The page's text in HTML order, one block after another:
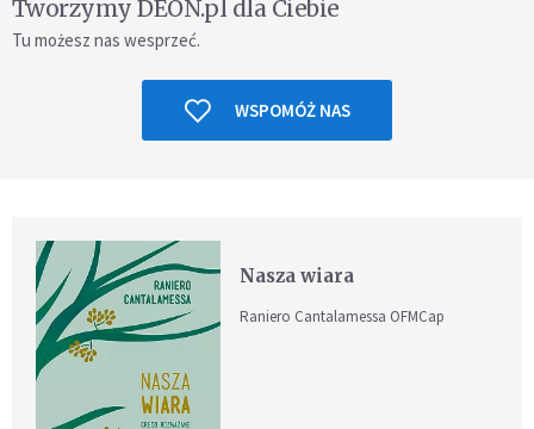
Tworzymy DEON.pl dla Ciebie
Tu możesz nas wesprzeć.
WSPOMÓŻ NAS
Nasza wiara
Raniero Cantalamessa OFMCap